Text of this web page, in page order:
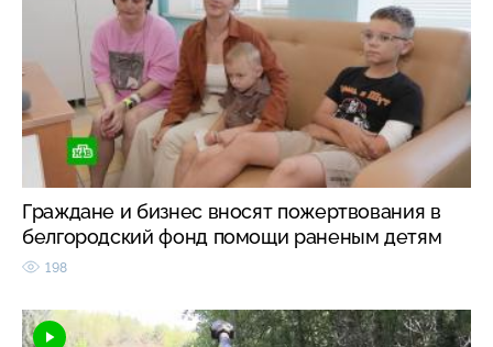
Граждане и бизнес вносят пожертвования в
белгородский фонд помощи раненым детям
198